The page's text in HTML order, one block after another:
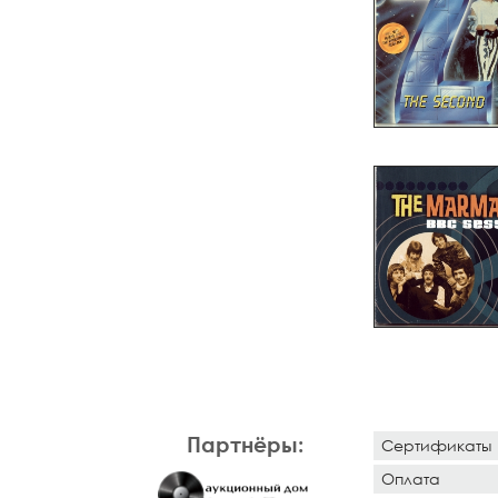
Партнёры:
Сертификаты
Оплата